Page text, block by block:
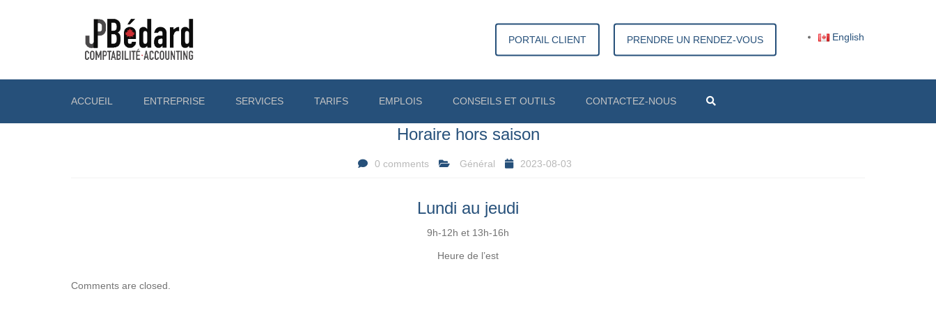
PORTAIL CLIENT PRENDRE UN RENDEZ-VOUS English
ACCUEIL ENTREPRISE SERVICES TARIFS EMPLOIS CONSEILS ET OUTILS
LIENS UTILES
TAXGPT
CONTACTEZ-NOUS
Horaire hors saison
0 comments Général 2023-08-03
Lundi au jeudi
9h-12h et 13h-16h
Heure de l’est
Comments are closed.